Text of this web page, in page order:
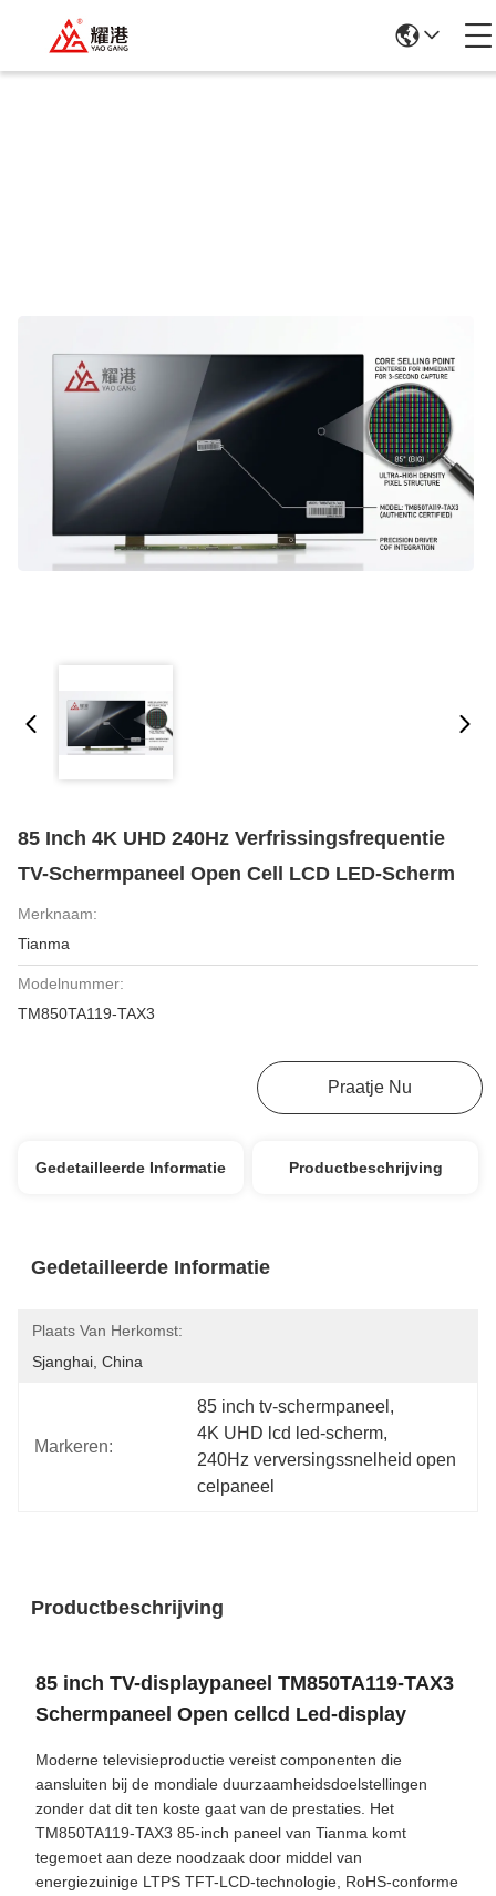
85 Inch 4K UHD 240Hz Verfrissingsfrequentie
TV-Schermpaneel Open Cell LCD LED-Scherm
Merknaam:
Tianma
Modelnummer:
TM850TA119-TAX3
Praatje Nu
Gedetailleerde Informatie Productbeschrijving
Gedetailleerde Informatie
Plaats Van Herkomst:
Sjanghai, China
Markeren:
85 inch tv-schermpaneel ,
4K UHD lcd led-scherm,
240Hz verversingssnelheid open
celpaneel
Productbeschrijving
85 inch TV-displaypaneel TM850TA119-TAX3
Schermpaneel Open cellcd Led-display
Moderne televisieproductie vereist componenten die
aansluiten bij de mondiale duurzaamheidsdoelstellingen
zonder dat dit ten koste gaat van de prestaties. Het
TM850TA119-TAX3 85-inch paneel van Tianma komt
tegemoet aan deze noodzaak door middel van
energiezuinige LTPS TFT-LCD-technologie, RoHS-conforme